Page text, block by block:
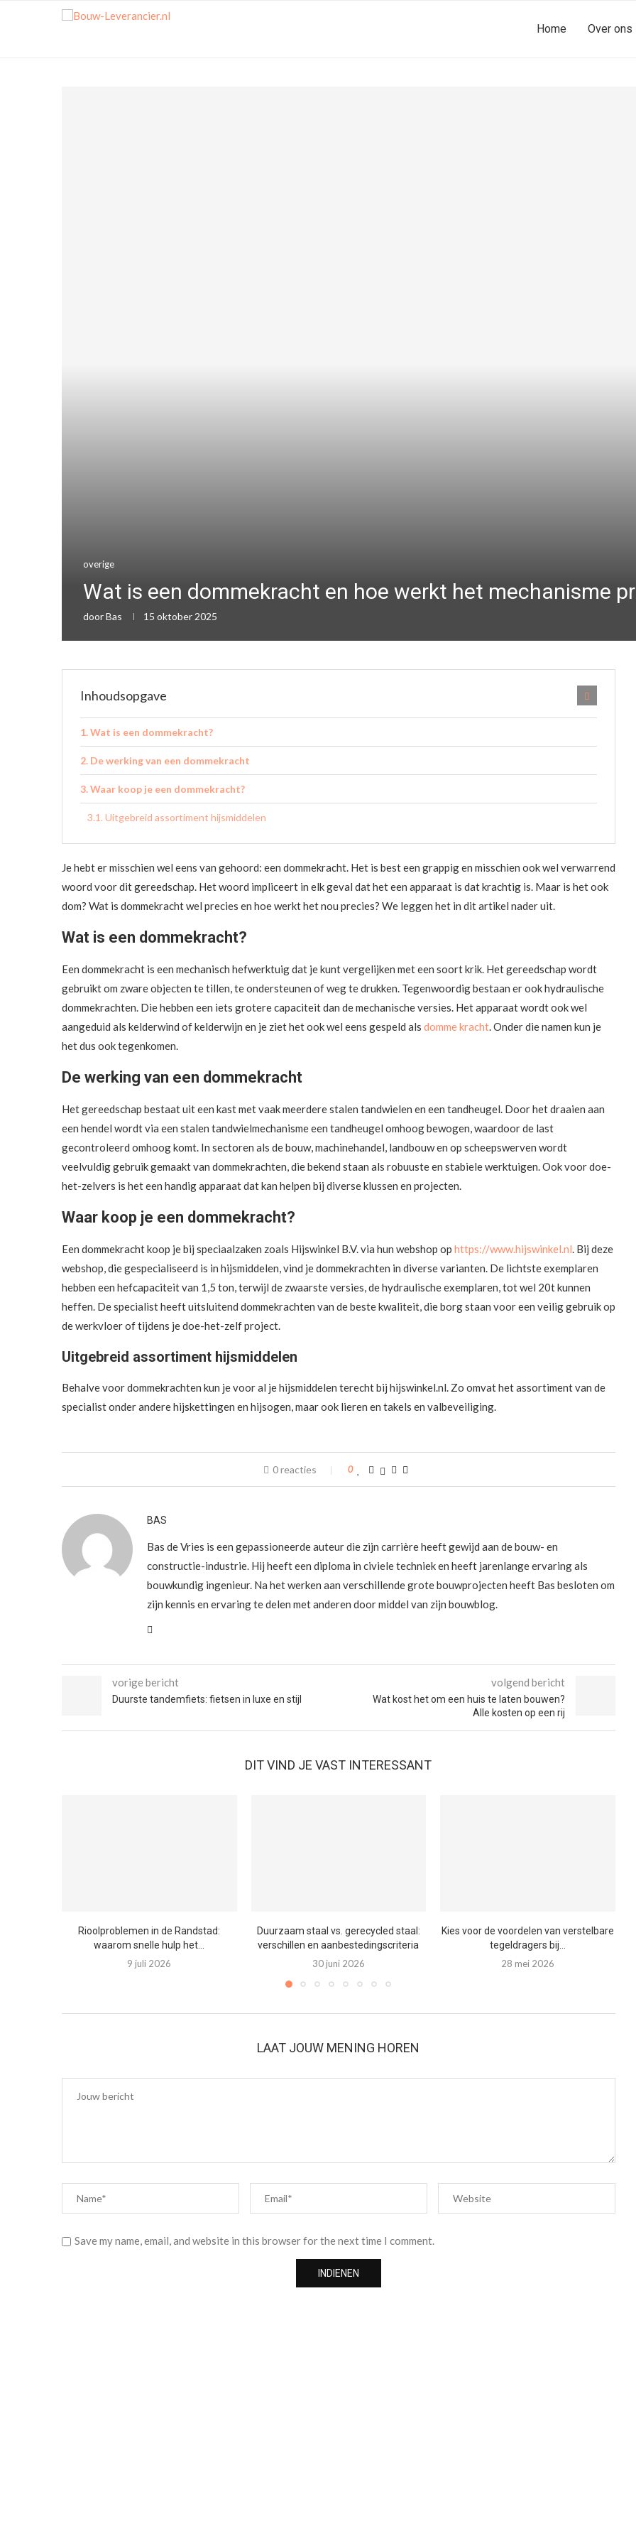
Home Over ons
overige
Wat is een dommekracht en hoe werkt het mechanisme
doorBas 15 oktober 2025
Inhoudsopgave
Wat is een dommekracht?
De werking van een dommekracht
Waar koop je een dommekracht?
Uitgebreid assortiment hijsmiddelen
Je hebt er misschien wel eens van gehoord: een dommekracht. Het is best een grappig en misschien ook wel verwarrend
woord voor dit gereedschap. Het woord impliceert in elk geval dat het een apparaat is dat krachtig is. Maar is het ook
dom? Wat is dommekracht wel precies en hoe werkt het nou precies? We leggen het in dit artikel nader uit.
Wat is een dommekracht?
Een dommekracht is een mechanisch hefwerktuig dat je kunt vergelijken met een soort krik. Het gereedschap wordt
gebruikt om zware objecten te tillen, te ondersteunen of weg te drukken. Tegenwoordig bestaan er ook hydraulische
dommekrachten. Die hebben een iets grotere capaciteit dan de mechanische versies. Het apparaat wordt ook wel
aangeduid als kelderwind of kelderwijn en je ziet het ook wel eens gespeld als domme kracht. Onder die namen kun je
het dus ook tegenkomen.
De werking van een dommekracht
Het gereedschap bestaat uit een kast met vaak meerdere stalen tandwielen en een tandheugel. Door het draaien aan
een hendel wordt via een stalen tandwielmechanisme een tandheugel omhoog bewogen, waardoor de last
gecontroleerd omhoog komt. In sectoren als de bouw, machinehandel, landbouw en op scheepswerven wordt
veelvuldig gebruik gemaakt van dommekrachten, die bekend staan als robuuste en stabiele werktuigen. Ook voor doe-
het-zelvers is het een handig apparaat dat kan helpen bij diverse klussen en projecten.
Waar koop je een dommekracht?
Een dommekracht koop je bij speciaalzaken zoals Hijswinkel B.V. via hun webshop op https://www.hijswinkel.nl. Bij deze
webshop, die gespecialiseerd is in hijsmiddelen, vind je dommekrachten in diverse varianten. De lichtste exemplaren
hebben een hefcapaciteit van 1,5 ton, terwijl de zwaarste versies, de hydraulische exemplaren, tot wel 20t kunnen
heffen. De specialist heeft uitsluitend dommekrachten van de beste kwaliteit, die borg staan voor een veilig gebruik op
de werkvloer of tijdens je doe-het-zelf project.
Uitgebreid assortiment hijsmiddelen
Behalve voor dommekrachten kun je voor al je hijsmiddelen terecht bij hijswinkel.nl. Zo omvat het assortiment van de
specialist onder andere hijskettingen en hijsogen, maar ook lieren en takels en valbeveiliging.
0 reacties 0
BAS
Bas de Vries is een gepassioneerde auteur die zijn carrière heeft gewijd aan de bouw- en
constructie-industrie. Hij heeft een diploma in civiele techniek en heeft jarenlange ervaring als
bouwkundig ingenieur. Na het werken aan verschillende grote bouwprojecten heeft Bas besloten om
zijn kennis en ervaring te delen met anderen door middel van zijn bouwblog.
vorige bericht
Duurste tandemfiets: fietsen in luxe en stijl
volgend bericht
Wat kost het om een huis te laten bouwen?
Alle kosten op een rij
DIT VIND JE VAST INTERESSANT
Rioolproblemen in de Randstad:
waarom snelle hulp het...
9 juli 2026
Duurzaam staal vs. gerecycled staal:
verschillen en aanbestedingscriteria
30 juni 2026
Kies voor de voordelen van verstelbare
tegeldragers bij...
28 mei 2026
LAAT JOUW MENING HOREN
Save my name, email, and website in this browser for the next time I comment.